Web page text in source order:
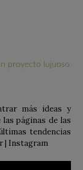
proyecto lujuoso
más ideas y
páginas de las
tendencias
| Instagram